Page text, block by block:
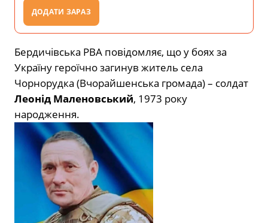
ДОДАТИ ЗАРАЗ
Бердичівська РВА повідомляє, що у боях за
Україну героїчно загинув житель села
Чорнорудка (Вчорайшенська громада) – солдат
Леонід Маленовський, 1973 року
народження.